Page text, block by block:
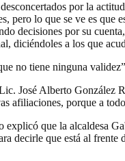
por la
pero lo que se ve es
decisiones por su
diciéndoles a los que
no tiene ninguna validez”
José Alberto
afiliaciones, porque a
que la alcaldesa
decirle que está al